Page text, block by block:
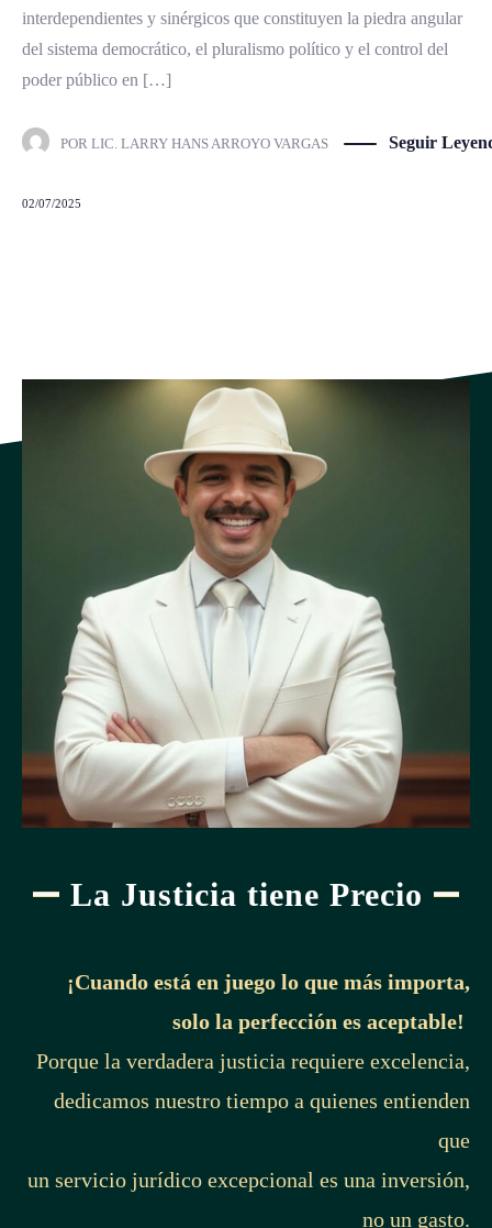
interdependientes y sinérgicos que constituyen la piedra angular
del sistema democrático, el pluralismo político y el control del
poder público en […]
POR LIC. LARRY HANS ARROYO VARGAS Seguir
02/07/2025
La Justicia tiene Precio
¡Cuando está en juego lo que más importa,
solo la perfección es aceptable!
Porque la verdadera justicia requiere excelencia,
dedicamos nuestro tiempo a quienes entienden
que
un servicio jurídico excepcional es una inversión,
no un gasto.